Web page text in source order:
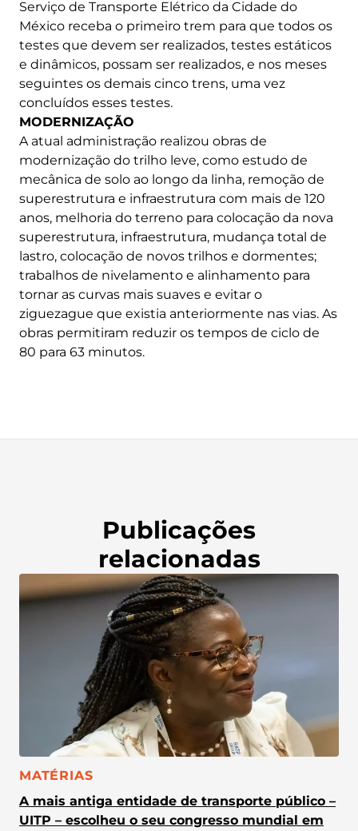
Serviço de Transporte Elétrico da Cidade do
México receba o primeiro trem para que todos os
testes que devem ser realizados, testes estáticos
e dinâmicos, possam ser realizados, e nos meses
seguintes os demais cinco trens, uma vez
concluídos esses testes.
MODERNIZAÇÃO
A atual administração realizou obras de
modernização do trilho leve, como estudo de
mecânica de solo ao longo da linha, remoção de
superestrutura e infraestrutura com mais de 120
anos, melhoria do terreno para colocação da nova
superestrutura, infraestrutura, mudança total de
lastro, colocação de novos trilhos e dormentes;
trabalhos de nivelamento e alinhamento para
tornar as curvas mais suaves e evitar o
ziguezague que existia anteriormente nas vias. As
obras permitiram reduzir os tempos de ciclo de
80 para 63 minutos.
Publicações
relacionadas
CATEGORIA:
MATÉRIAS
A mais antiga entidade de transporte público –
UITP – escolheu o seu congresso mundial em